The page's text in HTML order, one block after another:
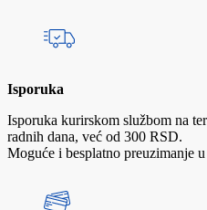
Isporuka
Isporuka kurirskom službom na
radnih dana, već od 300 RSD.
Moguće i besplatno preuzimanje